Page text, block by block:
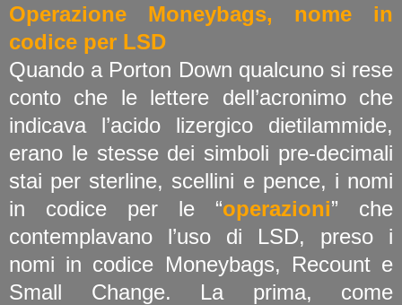
Operazione Moneybags, nome in
codice per LSD
Quando a Porton Down qualcuno si rese
conto che le lettere dell’acronimo che
indicava l’acido lizergico dietilammide,
erano le stesse dei simboli pre-decimali
stai per sterline, scellini e pence, i nomi
in codice per le “operazioni” che
contemplavano l’uso di LSD, preso i
nomi in codice Moneybags, Recount e
Small Change. La prima, come